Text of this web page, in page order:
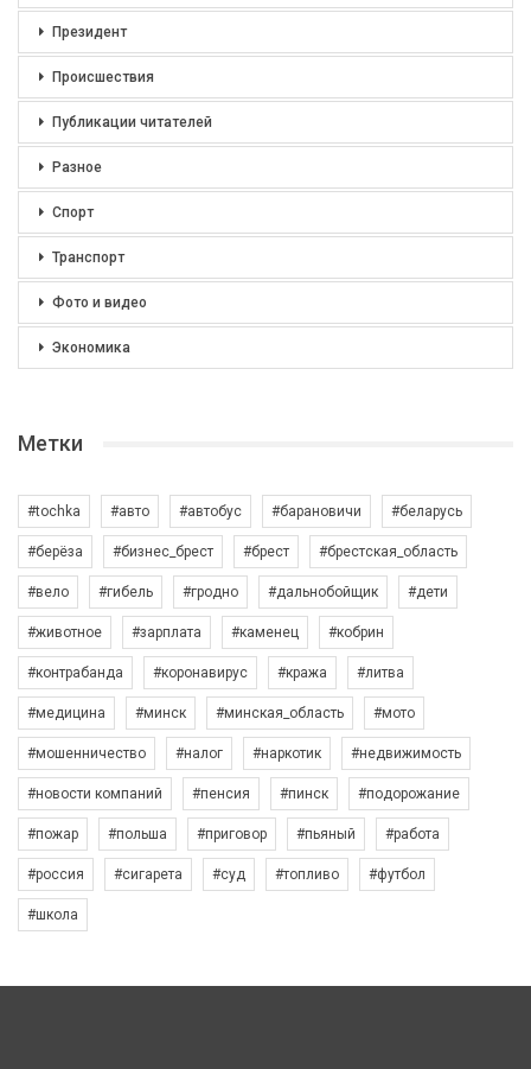
Президент
Происшествия
Публикации читателей
Разное
Спорт
Транспорт
Фото и видео
Экономика
Метки
#tochka #авто #автобус #барановичи #беларусь
#берёза #бизнес_брест #брест #брестская_область
#вело #гибель #гродно #дальнобойщик #дети
#животное #зарплата #каменец #кобрин
#контрабанда #коронавирус #кража #литва
#медицина #минск #минская_область #мото
#мошенничество #налог #наркотик #недвижимость
#новости компаний #пенсия #пинск #подорожание
#пожар #польша #приговор #пьяный #работа
#россия #сигарета #суд #топливо #футбол
#школа